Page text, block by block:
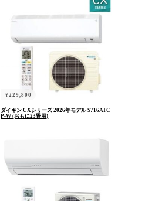
¥229,800
ダイキン CXシリーズ 2026年モデル S716ATC
P-W (おもに23畳用)
ログイン